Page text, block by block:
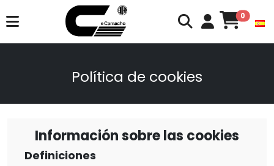
0
Política de cookies
Información sobre las cookies
Definiciones